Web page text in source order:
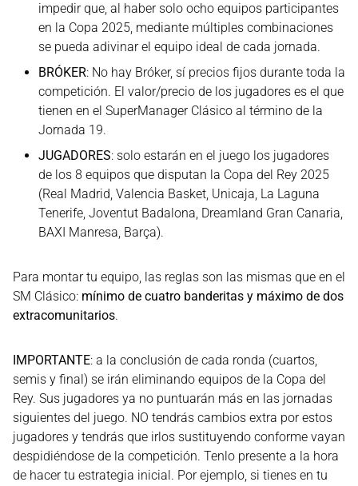
impedir que, al haber solo ocho equipos participantes
en la Copa 2025, mediante múltiples combinaciones
se pueda adivinar el equipo ideal de cada jornada.
BRÓKER: No hay Bróker, sí precios fijos durante toda la
competición. El valor/precio de los jugadores es el que
tienen en el SuperManager Clásico al término de la
Jornada 19.
JUGADORES: solo estarán en el juego los jugadores
de los 8 equipos que disputan la Copa del Rey 2025
(Real Madrid, Valencia Basket, Unicaja, La Laguna
Tenerife, Joventut Badalona, Dreamland Gran Canaria,
BAXI Manresa, Barça).
Para montar tu equipo, las reglas son las mismas que en el
SM Clásico: mínimo de cuatro banderitas y máximo de dos
extracomunitarios.
IMPORTANTE: a la conclusión de cada ronda (cuartos,
semis y final) se irán eliminando equipos de la Copa del
Rey. Sus jugadores ya no puntuarán más en las jornadas
siguientes del juego. NO tendrás cambios extra por estos
jugadores y tendrás que irlos sustituyendo conforme vayan
despidiéndose de la competición. Tenlo presente a la hora
de hacer tu estrategia inicial. Por ejemplo, si tienes en tu